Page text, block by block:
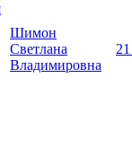
Шимон
Светлана
Владимировна